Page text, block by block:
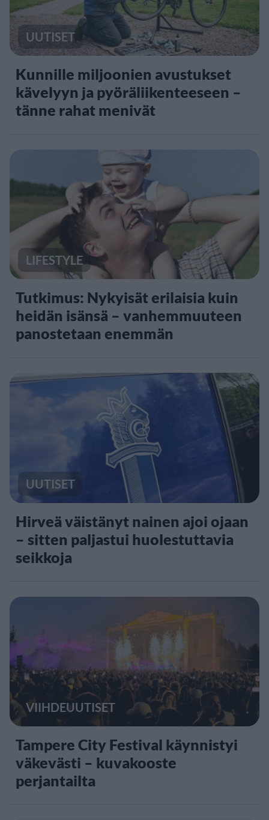
UUTISET
Kunnille miljoonien avustukset
kävelyyn ja pyöräliikenteeseen –
tänne rahat menivät
LIFESTYLE
Tutkimus: Nykyisät erilaisia kuin
heidän isänsä – vanhemmuuteen
panostetaan enemmän
UUTISET
Hirveä väistänyt nainen ajoi ojaan
– sitten paljastui huolestuttavia
seikkoja
VIIHDEUUTISET
Tampere City Festival käynnistyi
väkevästi – kuvakooste
perjantailta